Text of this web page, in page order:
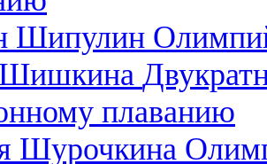
Шипулин
плаванию
Шурочкина